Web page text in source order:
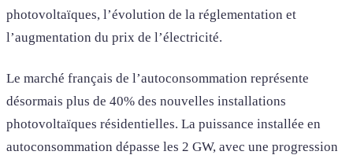
photovoltaïques, l’évolution de la réglementation et
l’augmentation du prix de l’électricité.
Le marché français de l’autoconsommation représente
désormais plus de 40% des nouvelles installations
photovoltaïques résidentielles. La puissance installée en
autoconsommation dépasse les 2 GW, avec une progression